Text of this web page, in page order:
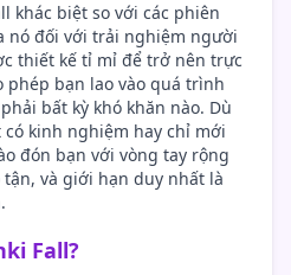
khác biệt so với các phiên
nó đối với trải nghiệm người
thiết kế tỉ mỉ để trở nên trực
phép bạn lao vào quá trình
bất kỳ khó khăn nào. Dù
kinh nghiệm hay chỉ mới
đón bạn với vòng tay rộng
và giới hạn duy nhất là
Fall?